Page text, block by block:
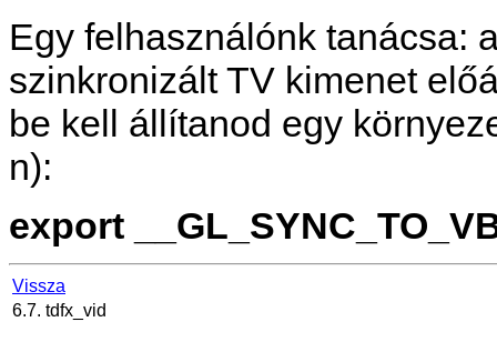
Egy felhasználónk tanácsa:
szinkronizált TV kimenet
be kell állítanod egy
n):
export
Vissza
6.7. tdfx_vid